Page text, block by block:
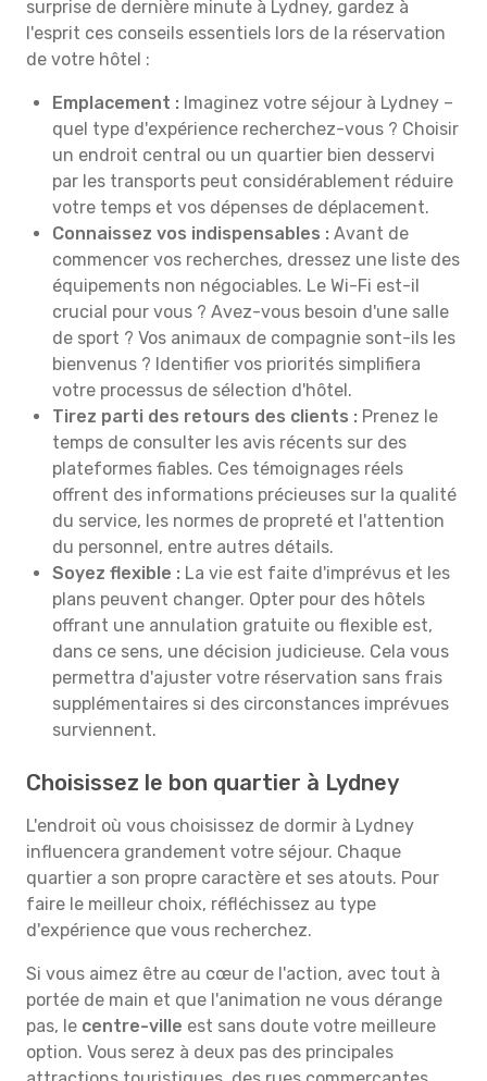
surprise de dernière minute à Lydney, gardez à
l'esprit ces conseils essentiels lors de la réservation
de votre hôtel :
Emplacement : Imaginez votre séjour à Lydney –
quel type d'expérience recherchez-vous ? Choisir
un endroit central ou un quartier bien desservi
par les transports peut considérablement réduire
votre temps et vos dépenses de déplacement.
Connaissez vos indispensables : Avant de
commencer vos recherches, dressez une liste des
équipements non négociables. Le Wi-Fi est-il
crucial pour vous ? Avez-vous besoin d'une salle
de sport ? Vos animaux de compagnie sont-ils les
bienvenus ? Identifier vos priorités simplifiera
votre processus de sélection d'hôtel.
Tirez parti des retours des clients : Prenez le
temps de consulter les avis récents sur des
plateformes fiables. Ces témoignages réels
offrent des informations précieuses sur la qualité
du service, les normes de propreté et l'attention
du personnel, entre autres détails.
Soyez flexible : La vie est faite d'imprévus et les
plans peuvent changer. Opter pour des hôtels
offrant une annulation gratuite ou flexible est,
dans ce sens, une décision judicieuse. Cela vous
permettra d'ajuster votre réservation sans frais
supplémentaires si des circonstances imprévues
surviennent.
Choisissez le bon quartier à Lydney
L'endroit où vous choisissez de dormir à Lydney
influencera grandement votre séjour. Chaque
quartier a son propre caractère et ses atouts. Pour
faire le meilleur choix, réfléchissez au type
d'expérience que vous recherchez.
Si vous aimez être au cœur de l'action, avec tout à
portée de main et que l'animation ne vous dérange
pas, le centre-ville est sans doute votre meilleure
option. Vous serez à deux pas des principales